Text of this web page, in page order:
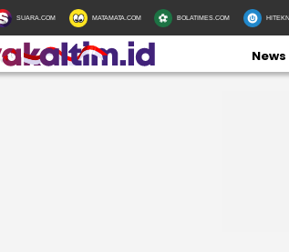
SUARA.COM MATAMATA.COM BOLATIMES.COM
News